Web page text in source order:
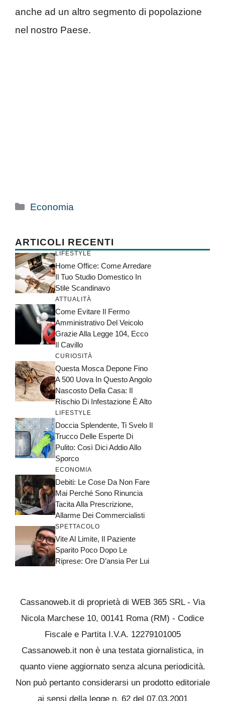
anche ad un altro segmento di popolazione
nel nostro Paese.
Categorie
Economia
ARTICOLI RECENTI
LIFESTYLE
Home Office: Come Arredare
Il Tuo Studio Domestico In
Stile Scandinavo
ATTUALITÀ
Come Evitare Il Fermo
Amministrativo Del Veicolo
Grazie Alla Legge 104, Ecco
Il Cavillo
CURIOSITÀ
Questa Mosca Depone Fino
A 500 Uova In Questo Angolo
Nascosto Della Casa: Il
Rischio Di Infestazione È Alto
LIFESTYLE
Doccia Splendente, Ti Svelo Il
Trucco Delle Esperte Di
Pulito: Così Dici Addio Allo
Sporco
ECONOMIA
Debiti: Le Cose Da Non Fare
Mai Perché Sono Rinuncia
Tacita Alla Prescrizione,
Allarme Dei Commercialisti
SPETTACOLO
Vite Al Limite, Il Paziente
Sparito Poco Dopo Le
Riprese: Ore D’ansia Per Lui
Cassanoweb.it di proprietà di WEB 365 SRL - Via
Nicola Marchese 10, 00141 Roma (RM) - Codice
Fiscale e Partita I.V.A. 12279101005
Cassanoweb.it non è una testata giornalistica, in
quanto viene aggiornato senza alcuna periodicità.
Non può pertanto considerarsi un prodotto editoriale
ai sensi della legge n. 62 del 07.03.2001